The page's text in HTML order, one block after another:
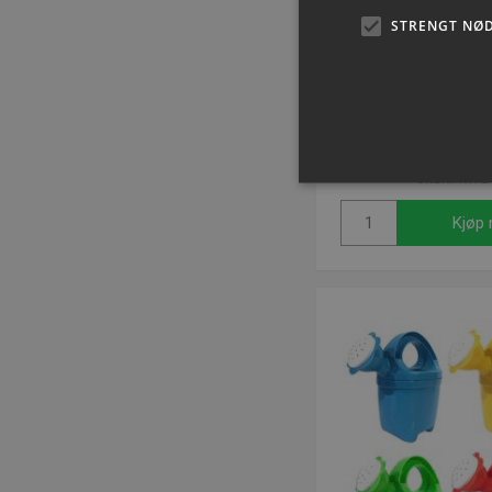
Kjøp
STRENGT
popup-signup-closed
8861-4f4e-b552-
CookieScriptConsent